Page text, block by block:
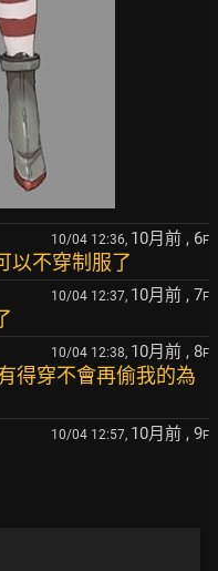
10/04 12:36, 10月前 , 6F
以不穿制服了
10/04 12:37, 10月前 , 7F
10/04 12:38, 10月前 , 8F
得穿不會再偷我的為
10/04 12:57, 10月前 , 9F